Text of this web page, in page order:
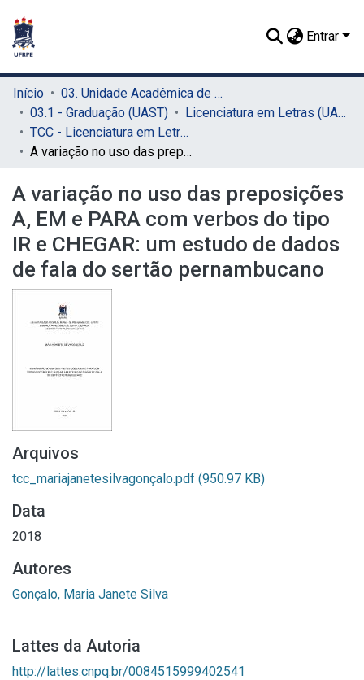
Entrar
Início
03. Unidade Acadêmica de Serra Talhada (UAST)
03.1 - Graduação (UAST)
Licenciatura em Letras (UAST)
TCC - Licenciatura em Letras (UAST)
A variação no uso das preposições A, EM e PARA com verbos do tipo IR e CHEGAR: um estudo de dados de fala do sertão pernambucano
A variação no uso das preposições
A, EM e PARA com verbos do tipo
IR e CHEGAR: um estudo de dados
de fala do sertão pernambucano
Arquivos
tcc_mariajanetesilvagonçalo.pdf (950.97 KB)
Data
2018
Autores
Gonçalo, Maria Janete Silva
Lattes da Autoria
http://lattes.cnpq.br/0084515999402541